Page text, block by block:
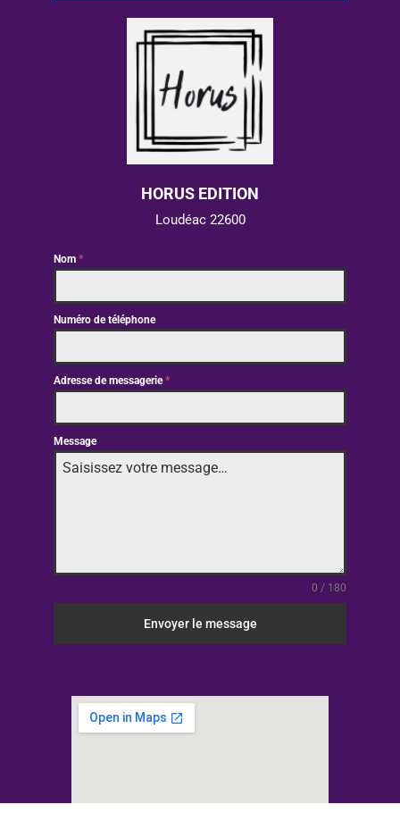
HORUS EDITION
Loudéac 22600
Nom *
Numéro de téléphone
Adresse de messagerie*
Message
0 / 180
Envoyer le message